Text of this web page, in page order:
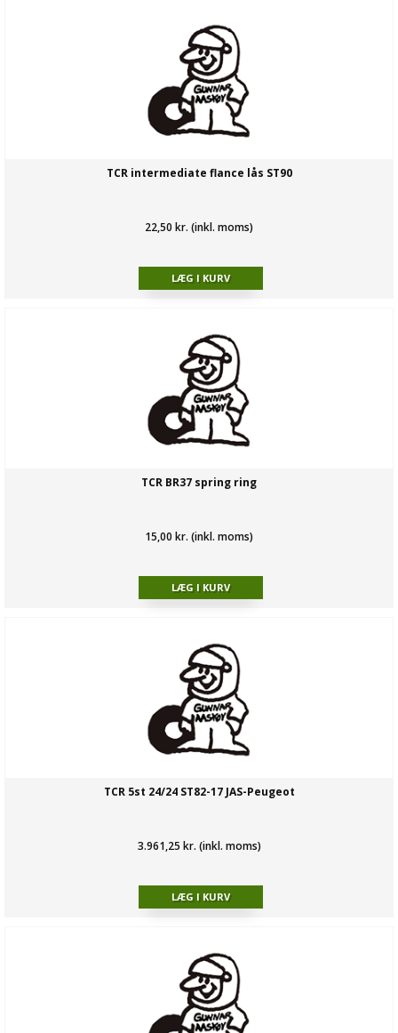
TCR intermediate flance lås ST90
22,50 kr. (inkl. moms)
TCR BR37 spring ring
15,00 kr. (inkl. moms)
TCR 5st 24/24 ST82-17 JAS-Peugeot
3.961,25 kr. (inkl. moms)